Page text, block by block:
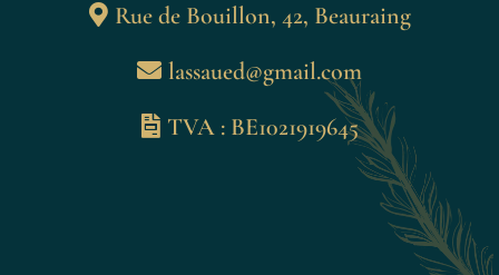
Rue de Bouillon, 42, Beauraing
lassaued@gmail.com
TVA : BE1021919645